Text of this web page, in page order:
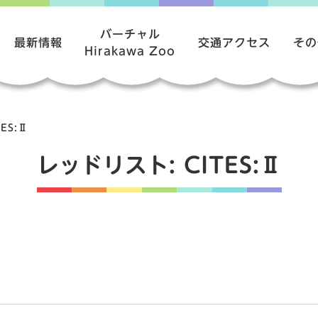
最新情報
バーチャル
Hirakawa Zoo
交通アクセス そ
レッドリスト: CITES:Ⅱ